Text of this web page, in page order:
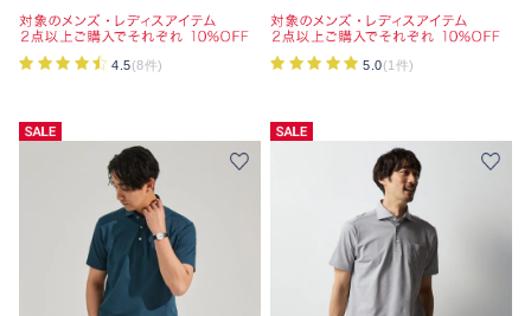
4.5(8件) 5.0(1件)